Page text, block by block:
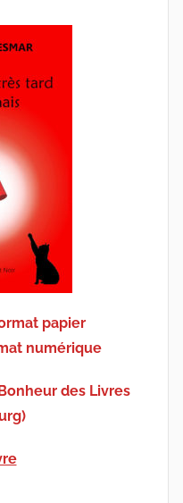
papier
numérique
des Livres